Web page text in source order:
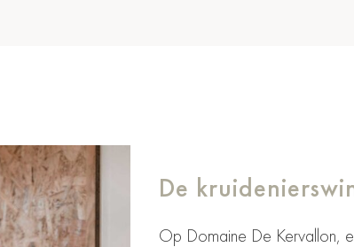
De
Op Domaine De Kervallon,